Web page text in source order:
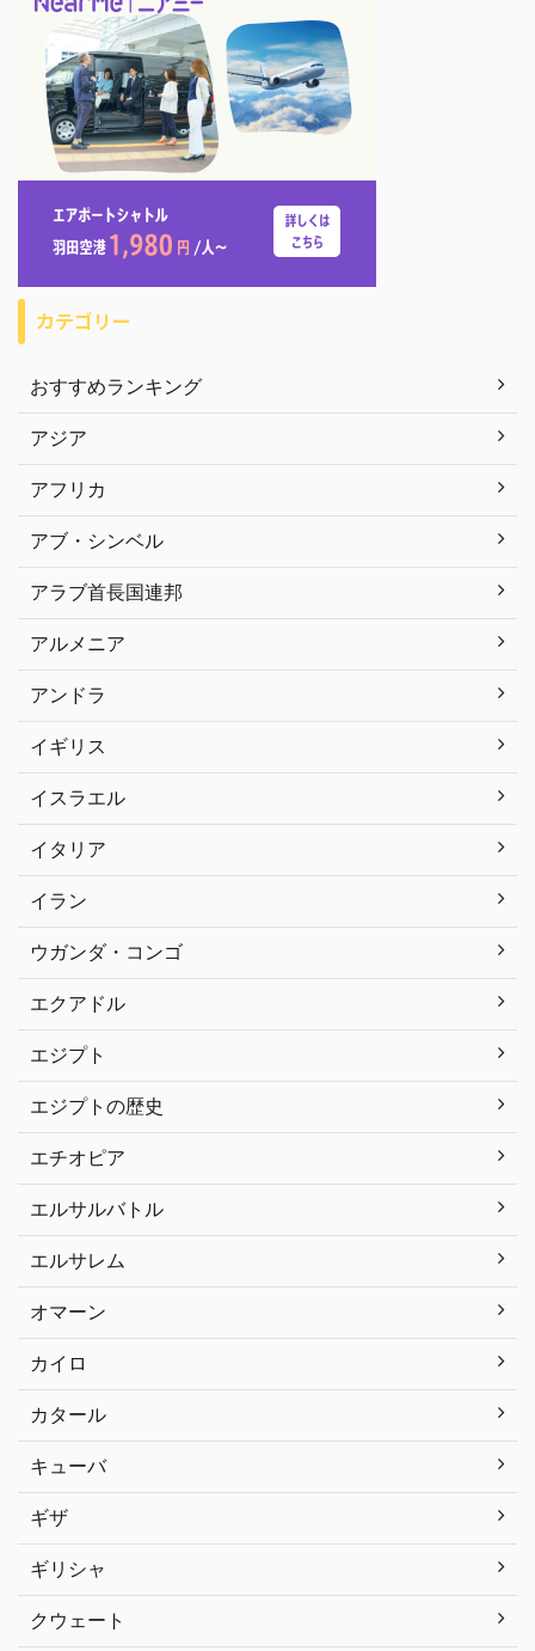
カテゴリー
おすすめランキング
アジア
アフリカ
アブ・シンベル
アラブ首長国連邦
アルメニア
アンドラ
イギリス
イスラエル
イタリア
イラン
ウガンダ・コンゴ
エクアドル
エジプト
エジプトの歴史
エチオピア
エルサルバトル
エルサレム
オマーン
カイロ
カタール
キューバ
ギザ
ギリシャ
クウェート